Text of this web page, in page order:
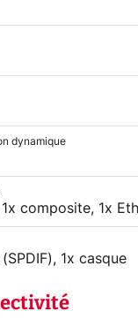
dynamique
composite, 1x
1x casque